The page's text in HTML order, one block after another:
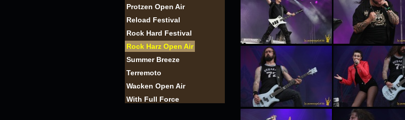
Protzen Open Air
Reload Festival
Rock Hard Festival
Rock Harz Open Air
Summer Breeze
Terremoto
Wacken Open Air
With Full Force